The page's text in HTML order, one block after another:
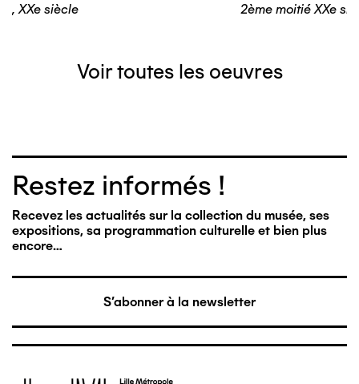
, XXe siècle
2ème moitié XXe
Voir toutes les oeuvres
Restez informés !
Recevez les actualités sur la collection du musée, ses
expositions, sa programmation culturelle et bien plus
encore…
S'abonner à la newsletter